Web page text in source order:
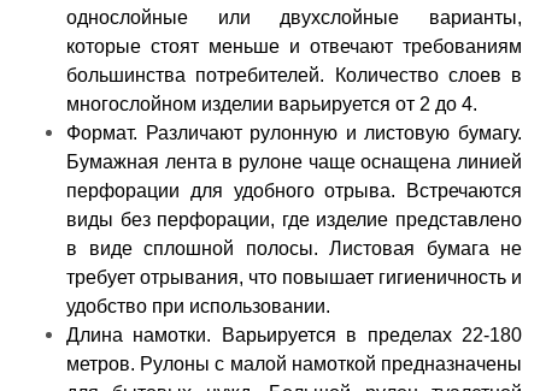
однослойные или двухслойные варианты,
которые стоят меньше и отвечают требованиям
большинства потребителей. Количество слоев в
многослойном изделии варьируется от 2 до 4.
Формат. Различают рулонную и листовую бумагу.
Бумажная лента в рулоне чаще оснащена линией
перфорации для удобного отрыва. Встречаются
виды без перфорации, где изделие представлено
в виде сплошной полосы. Листовая бумага не
требует отрывания, что повышает гигиеничность и
удобство при использовании.
Длина намотки. Варьируется в пределах 22-180
метров. Рулоны с малой намоткой предназначены